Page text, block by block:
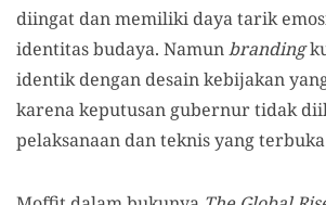
diingat dan memiliki daya tarik
identitas budaya. Namunbranding
identik dengan desain kebijakan
karena keputusan gubernur tidak
pelaksanaan dan teknis yang